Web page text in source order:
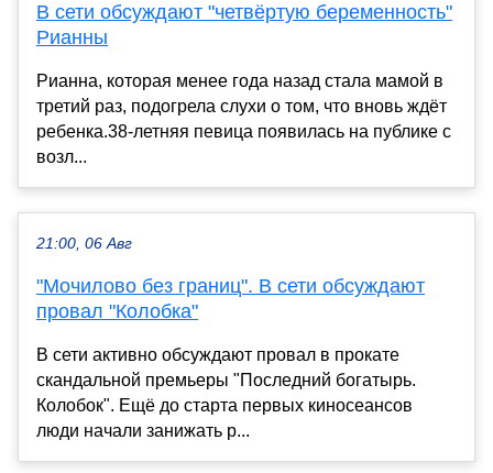
В сети обсуждают "четвёртую беременность"
Рианны
Рианна, которая менее года назад стала мамой в
третий раз, подогрела слухи о том, что вновь ждёт
ребенка.38-летняя певица появилась на публике с
возл...
21:00, 06 Авг
"Мочилово без границ". В сети обсуждают
провал "Колобка"
В сети активно обсуждают провал в прокате
скандальной премьеры "Последний богатырь.
Колобок". Ещё до старта первых киносеансов
люди начали занижать р...